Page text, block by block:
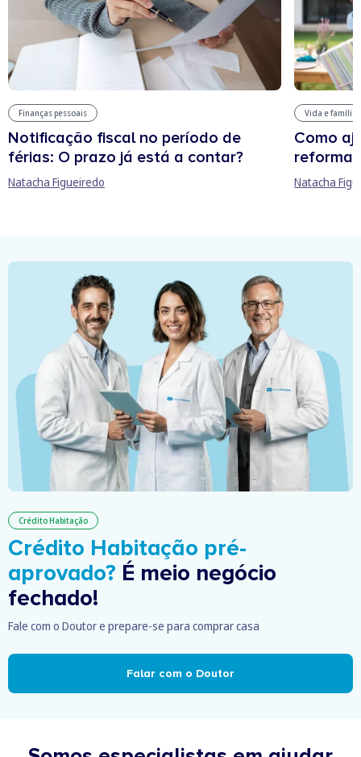
Finanças pessoais
Notificação fiscal no período de
férias: O prazo já está a contar?
Natacha Figueiredo
Vida e família
Como
reforma
Natacha
Crédito Habitação
Crédito Habitação pré-
aprovado? É meio negócio
fechado!
Fale com o Doutor e prepare-se para comprar casa
Falar com o Doutor